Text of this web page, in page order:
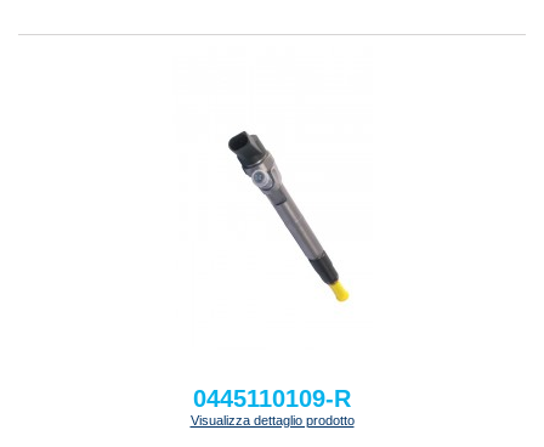
0445110109-R
Visualizza dettaglio prodotto